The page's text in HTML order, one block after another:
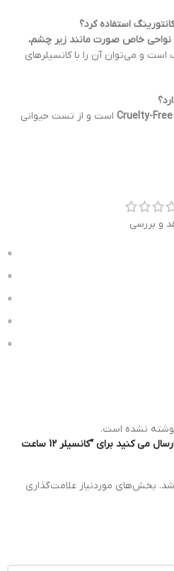
خاص صورت مانند زیر چشم،
است و می‌توان آن را با کانسیلرهای
است و از تست حیوانی
0
0
0
0
0
نشده است.
اولین نفری باشید که دیدگاهی را ارسال می کنید برای “کانسیلر 12 ساعت
بخش‌های موردنیاز علامت‌گذاری